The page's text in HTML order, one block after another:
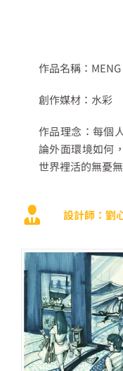
作品名稱：MENG
創作媒材：水彩
作品理念：每個
論外面環境如何
世界裡活的無憂
設計師：劉